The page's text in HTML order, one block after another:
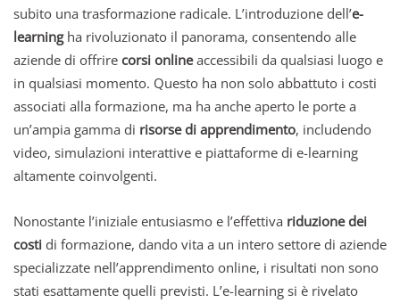
subito una trasformazione radicale. L’introduzione dell’e-
learningha rivoluzionato il panorama, consentendo alle
aziende di offrire corsi onlineaccessibili da qualsiasi luogo e
in qualsiasi momento. Questo ha non solo abbattuto i costi
associati alla formazione, ma ha anche aperto le porte a
un’ampia gamma di risorse di apprendimento, includendo
video, simulazioni interattive e piattaforme di e-learning
altamente coinvolgenti.
Nonostante l’iniziale entusiasmo e l’effettiva riduzione dei
costi di formazione, dando vita a un intero settore di aziende
specializzate nell’apprendimento online, i risultati non sono
stati esattamente quelli previsti. L’e-learning si è rivelato